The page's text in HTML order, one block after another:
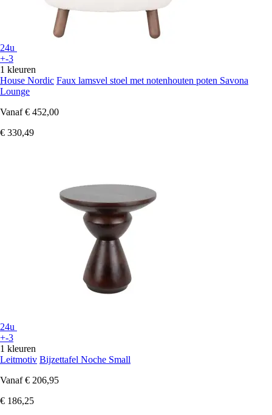
24u
+-3
1 kleuren
House Nordic Faux lamsvel stoel met notenhouten poten Savona
Lounge
Vanaf € 452,00
€ 330,49
24u
+-3
1 kleuren
Leitmotiv Bijzettafel Noche Small
Vanaf € 206,95
€ 186,25